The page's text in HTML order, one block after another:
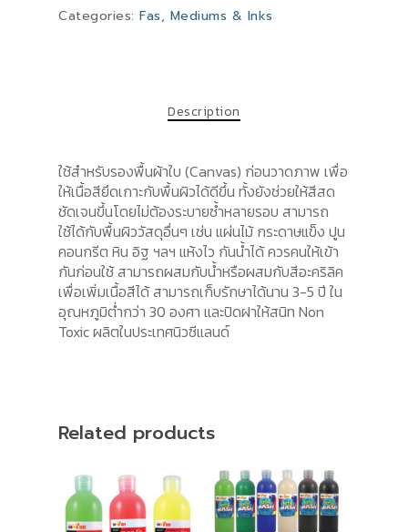
Categories: Fas, Mediums & Inks
Description
ใช้สำหรับรองพื้นผ้าใบ (Canvas) ก่อนวาดภาพ เพื่อ
ให้เนื้อสียึดเกาะกับพื้นผิวได้ดีขึ้น ทั้งยังช่วยให้สีสด
ชัดเจนขึ้นโดยไม่ต้องระบายซ้ำหลายรอบ สามารถ
ใช้ได้กับพื้นผิววัสดุอื่นๆ เช่น แผ่นไม้ กระดาษแข็ง ปูน
คอนกรีต หิน อิฐ ฯลฯ แห้งไว กันน้ำได้ ควรคนให้เข้า
กันก่อนใช้ สามารถผสมกับน้ำหรือผสมกับสีอะคริลิค
เพื่อเพิ่มเนื้อสีได้ สามารถเก็บรักษาได้นาน 3-5 ปี ใน
อุณหภูมิต่ำกว่า 30 องศา และปิดฝาให้สนิท Non
Toxic ผลิตในประเทศนิวซีแลนด์
Related products